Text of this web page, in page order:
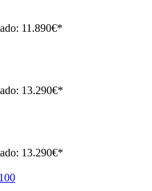
11.890€*
13.290€*
13.290€*